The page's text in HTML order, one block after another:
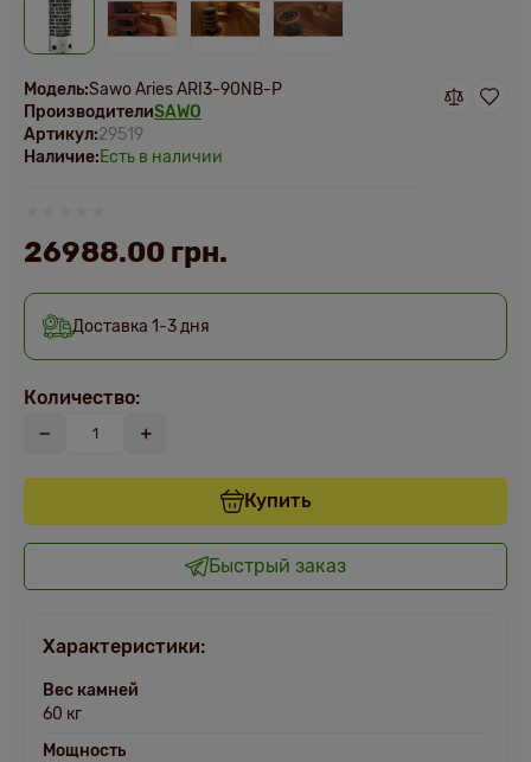
Модель:Sawo Aries ARI3-90NB-P
ПроизводителиSAWO
Артикул:29519
Наличие:Есть в наличии
Доставка 1-3 дня
26988.00 грн.
Количество:
Купить
Быстрый заказ
Характеристики:
Вес камней
60 кг
Мощность